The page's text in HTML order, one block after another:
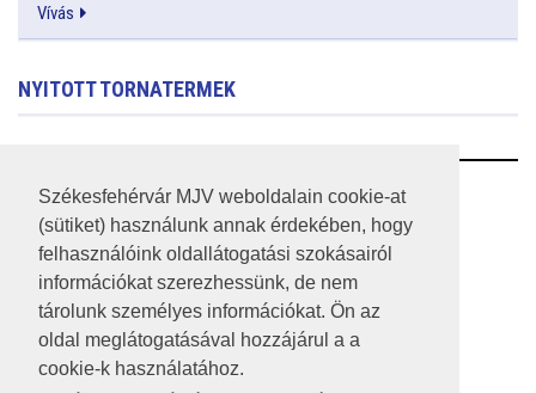
Székesfehérvár MJV weboldalain cookie-at
(sütiket) használunk annak érdekében, hogy
felhasználóink oldallátogatási szokásairól
információkat szerezhessünk, de nem
tárolunk személyes információkat. Ön az
oldal meglátogatásával hozzájárul a a
cookie-k használatához.
Vívás
NYITOTT TORNATERMEK
RSS
A HONLAP 2017.03.31-I ÁLLAPOTA
JOGI NYILATKOZAT
IMPRESSZUM